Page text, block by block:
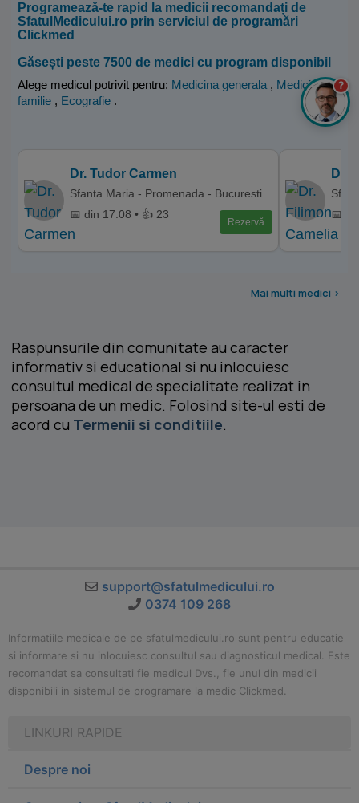
Programează-te rapid la medicii recomandați de
SfatulMedicului.ro prin serviciul de programări
Clickmed
Găsești peste 7500 de medici cu program disponibil
Alege medicul potrivit pentru: Medicina generala , Medicina de
familie , Ecografie .
Dr. Tudor Carmen
Sfanta Maria - Promenada - Bucuresti
📅 din 17.08 • 👍 23
Rezervă
Dr.
📅
Mai multi medici >
Raspunsurile din comunitate au caracter
informativ si educational si nu inlocuiesc
consultul medical de specialitate realizat in
persoana de un medic. Folosind site-ul esti de
acord cu Termenii si conditiile.
support@sfatulmedicului.ro
0374 109 268
Informatiile medicale de pe sfatulmedicului.ro sunt pentru educatie
si informare si nu inlocuiesc consultul sau diagnosticul medical. Este
recomandat sa consultati fie medicul Dvs., fie unul din medicii
disponibili in sistemul de programare la medic Clickmed.
LINKURI RAPIDE
Despre noi
?